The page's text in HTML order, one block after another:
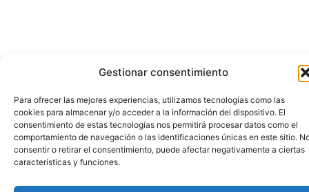
Gestionar consentimiento
Para ofrecer las mejores experiencias, utilizamos tecnologías como las
cookies para almacenar y/o acceder a la información del dispositivo. El
consentimiento de estas tecnologías nos permitirá procesar datos como el
comportamiento de navegación o las identificaciones únicas en este sitio.
consentir o retirar el consentimiento, puede afectar negativamente a ciertas
características y funciones.